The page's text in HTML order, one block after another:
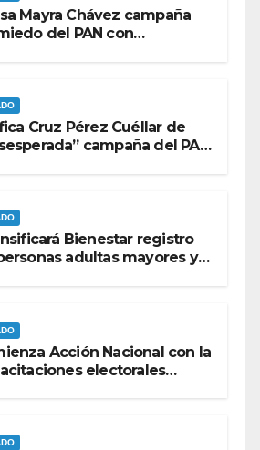
Mayra Chávez campaña
del PAN con
Cruz Pérez Cuéllar de
campaña del PAN
Bienestar registro
adultas mayores y
Acción Nacional con la
electorales